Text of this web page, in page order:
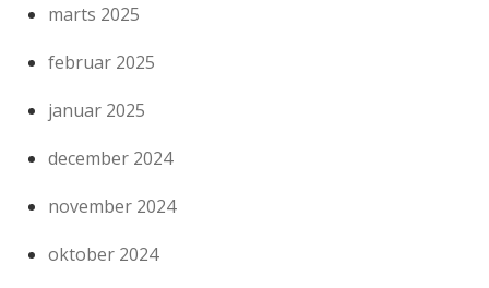
marts 2025
februar 2025
januar 2025
december 2024
november 2024
oktober 2024